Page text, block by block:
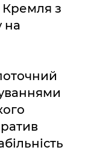
Кремля з
на